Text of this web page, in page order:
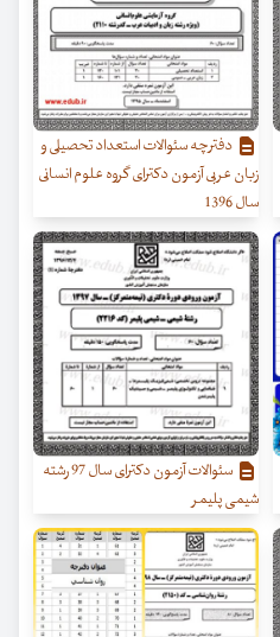
دفترچه سئوالات استعداد تحصیلی و
زبان عربی آزمون دکترای گروه علوم انسانی
سال 1396
سئوالات آزمون دکترای سال 97 رشته
شیمی پلیمر